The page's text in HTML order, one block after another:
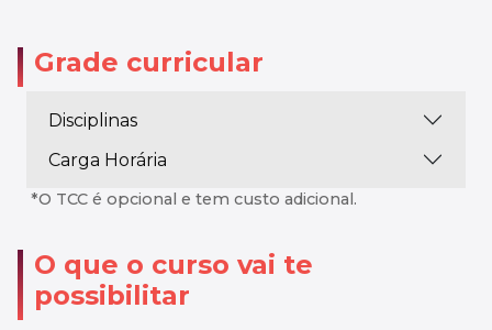
Grade curricular
Disciplinas
Carga Horária
*O TCC é opcional e tem custo adicional.
O que o curso vai te
possibilitar